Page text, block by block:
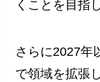
くことを目指
さらに2027年
で領域を拡張